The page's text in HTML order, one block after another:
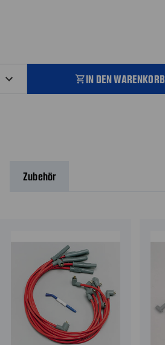
shopping_cartIN DEN WARENKORB
Zubehör